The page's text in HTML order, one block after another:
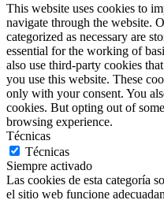
This website uses cookies to
navigate through the website.
categorized as necessary are
essential for the working of
also use third-party cookies
you use this website. These
only with your consent. You
cookies. But opting out of
browsing experience.
Técnicas
Técnicas
Siempre activado
Las cookies de esta categoría
el sitio web funcione